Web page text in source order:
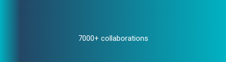
7000+ collaborations